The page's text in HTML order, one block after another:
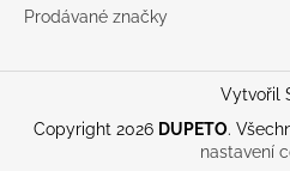
Prodávané značky
Vytvořil
Copyright 2026 DUPETO.
nastavení